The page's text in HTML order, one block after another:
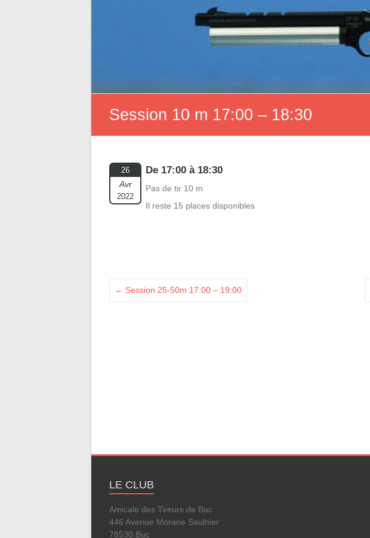
Session 10 m 17:00 – 18:30
26
Avr
2022
De 17:00 à 18:30
Pas de tir 10 m
Il reste 15 places disponibles
← Session 25-50m 17:00 – 19:00
LE CLUB
Amicale des Tireurs de Buc
446 Avenue Morane Saulnier
78530 Buc